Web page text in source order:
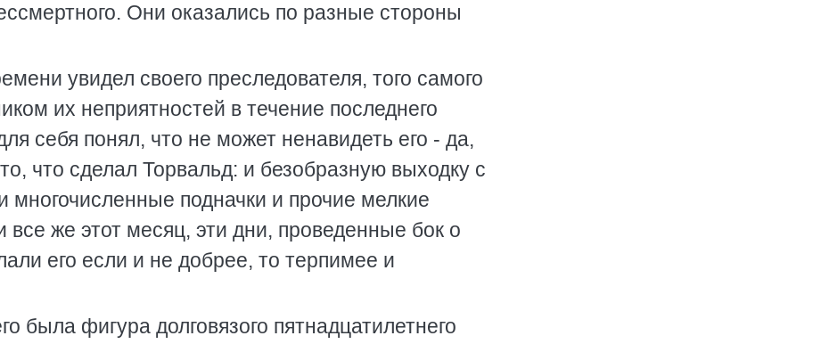
Они оказались по разные стороны
увидел своего преследователя, того самого
их неприятностей в течение последнего
себя понял, что не может ненавидеть его - да,
что сделал Торвальд: и безобразную выходку с
подначки и прочие мелкие
же этот месяц, эти дни, проведенные бок о
его если и не добрее, то терпимее и
была фигура долговязого пятнадцатилетнего